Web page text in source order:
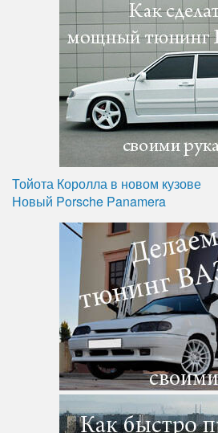
Тойота Королла в новом кузове
Новый Porsche Panamera